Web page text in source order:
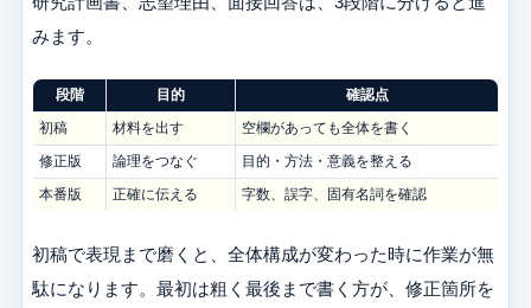
みます。
段階 目的
確認点
初稿
材料を出す
空欄があっても全体を書く
修正版
論理をつなぐ
目的・方法・意義を整える
本番版
正確に伝える 字数、誤字、固有名詞を確認
初稿で表現まで磨くと、全体構成が変わった時に作業が無
駄になります。最初は粗く最後まで書く方が、修正箇所を